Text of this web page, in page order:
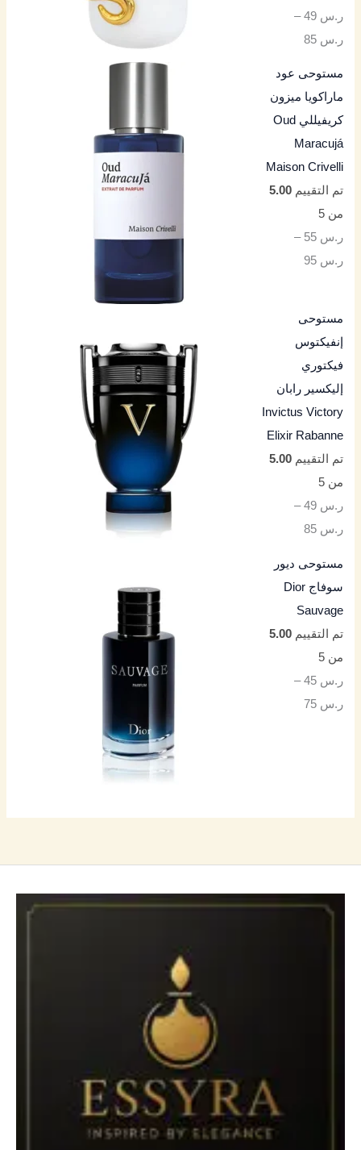
ر.س 49
–
ر.س 85
مستوحى عود
ماراكويا ميزون
كريفيللي Oud
Maracujá
Maison Crivelli
تم التقييم5.00
من 5
ر.س 55
–
ر.س 95
مستوحى
إنفيكتوس
فيكتوري
إليكسير رابان
Invictus Victory
Elixir Rabanne
تم التقييم5.00
من 5
ر.س 49
–
ر.س 85
مستوحى ديور
سوفاج Dior
Sauvage
تم التقييم5.00
من 5
ر.س 45
–
ر.س 75